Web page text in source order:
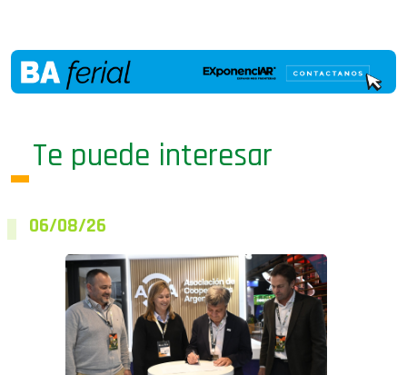
Te puede interesar
06/08/26